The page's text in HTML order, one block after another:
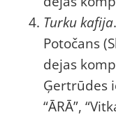
Turku kafija
Potočans
dejas
Ģertrūdes
“ĀRĀ”,